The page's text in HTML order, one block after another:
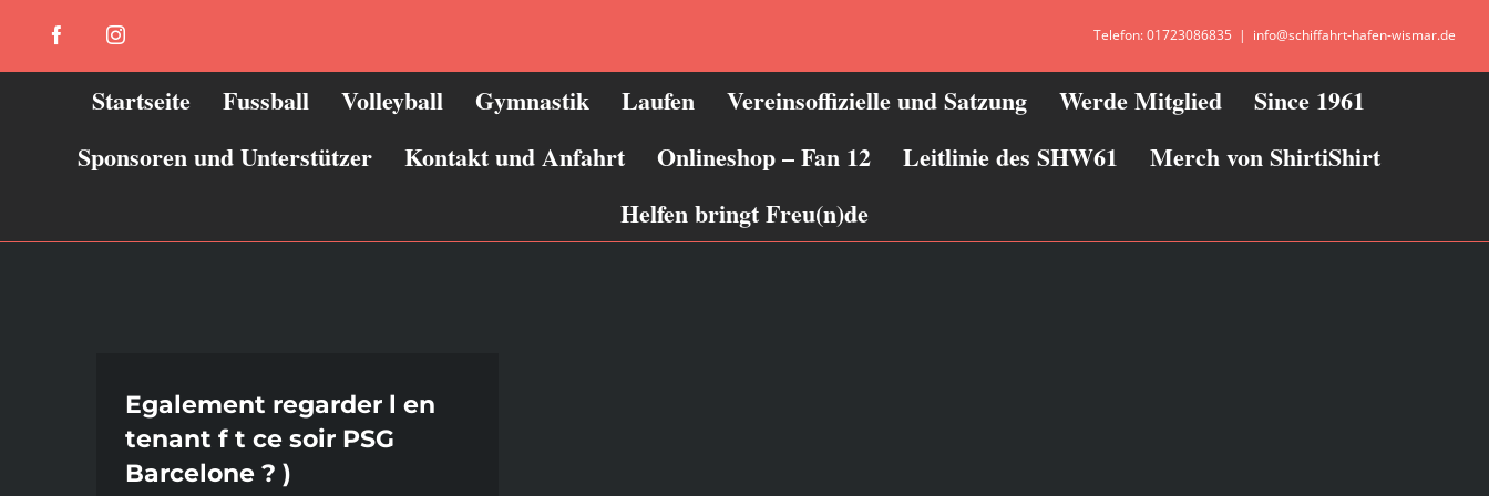
FacebookInstagram Telefon: 01723086835 | info@schiffahrt-hafen-wismar.de
Startseite Fussball Volleyball Gymnastik Laufen Vereinsoffizielle und Satzung Werde Mitglied
Since 1961
Sponsoren und Unterstützer
Kontakt und Anfahrt Onlineshop – Fan 12 Leitlinie des SHW61
Merch von ShirtiShirt
Helfen bringt Freu(n)de
Egalement regarder l en
tenant f t ce soir PSG
Barcelone ? )